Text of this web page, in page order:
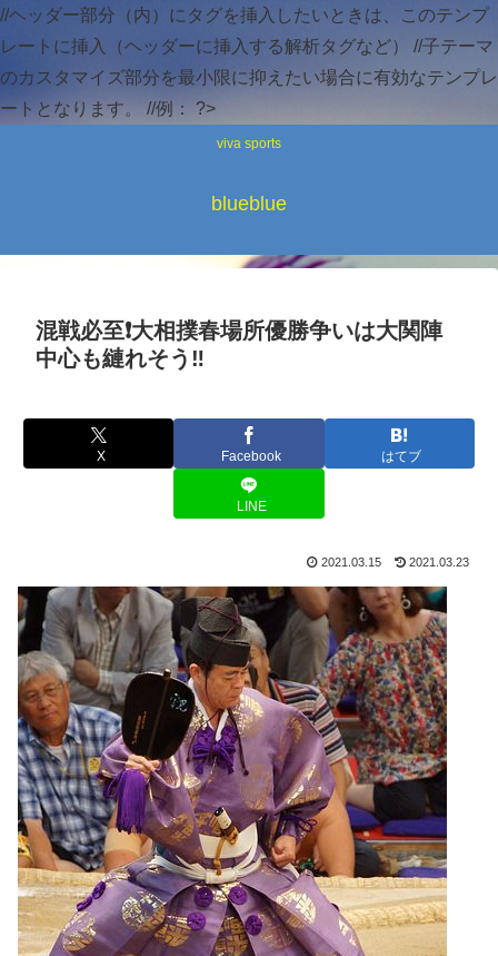
//ヘッダー部分（内）にタグを挿入したいときは、このテンプ
レートに挿入（ヘッダーに挿入する解析タグなど） //子テーマ
のカスタマイズ部分を最小限に抑えたい場合に有効なテンプレ
ートとなります。 //例：
?>
viva sports
blueblue
混戦必至❗大相撲春場所優勝争いは大関陣
中心も縺れそう‼️
X Facebook はてブ
LINE
2021.03.15 2021.03.23